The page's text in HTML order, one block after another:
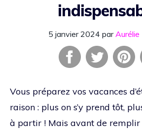
5 janvier 2024 parAurélie
Vous préparez vos vacances
raison : plus on s’y prend tôt,
à partir ! Mais avant de remplir